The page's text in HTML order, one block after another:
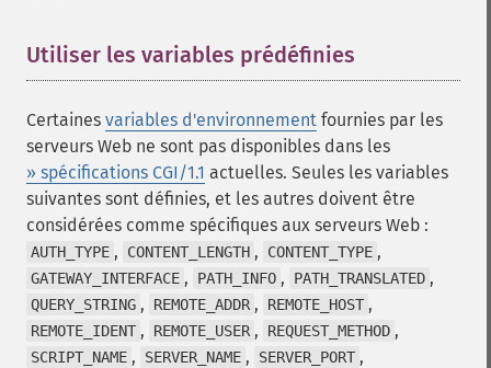
Utiliser les variables prédéfinies
Certaines variables d'environnement fournies par les
serveurs Web ne sont pas disponibles dans les
» spécifications CGI/1.1 actuelles. Seules les variables
suivantes sont définies, et les autres doivent être
considérées comme spécifiques aux serveurs Web :
AUTH_TYPE , CONTENT_LENGTH , CONTENT_TYPE ,
GATEWAY_INTERFACE , PATH_INFO , PATH_TRANSLATED ,
QUERY_STRING , REMOTE_ADDR , REMOTE_HOST ,
REMOTE_IDENT , REMOTE_USER , REQUEST_METHOD ,
SCRIPT_NAME , SERVER_NAME , SERVER_PORT ,